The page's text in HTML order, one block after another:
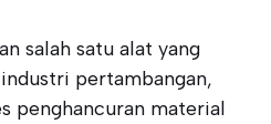
salah satu alat yang
pertambangan,
penghancuran material